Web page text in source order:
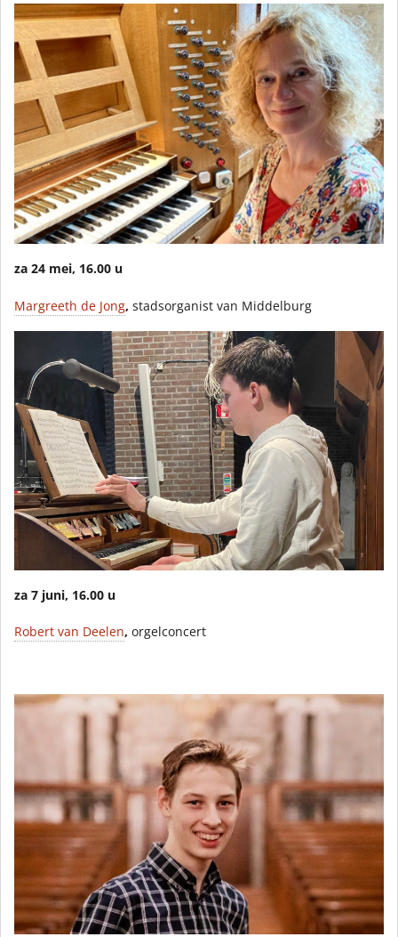
za 24 mei, 16.00 u
Margreeth de Jong, stadsorganist van Middelburg
za 7 juni, 16.00 u
Robert van Deelen, orgelconcert